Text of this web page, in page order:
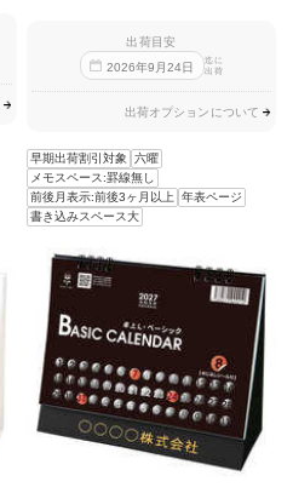
出荷目安
2026年9 月24日
迄に
出荷
出荷オプションについて
早期出荷割引対象
六曜
メモスペース:罫線無し
前後月表示:前後3ヶ月以上 年表ページ
書き込みスペース大